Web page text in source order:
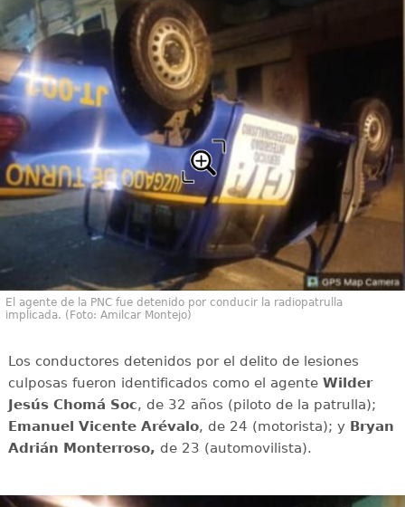
El agente de la PNC fue detenido por conducir la radiopatrulla
implicada. (Foto: Amilcar Montejo)
Los conductores detenidos por el delito de lesiones
culposas fueron identificados como el agente Wilder
Jesús Chomá Soc, de 32 años (piloto de la patrulla);
Emanuel Vicente Arévalo, de 24 (motorista); y Bryan
Adrián Monterroso, de 23 (automovilista).